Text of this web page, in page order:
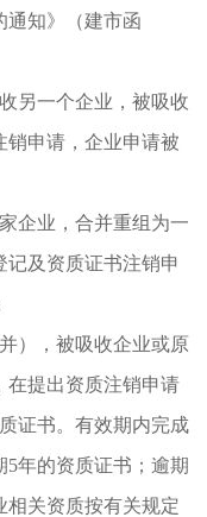
通知》（建市函
一个企业，被吸收
销申请，企业申请被
业，合并重组为一
及资质证书注销申
，被吸收企业或原
在提出资质注销申请
证书。有效期内完成
年的资质证书；逾期
相关资质按有关规定